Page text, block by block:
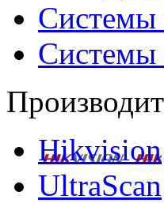
Системы
Hikvision
UltraScan